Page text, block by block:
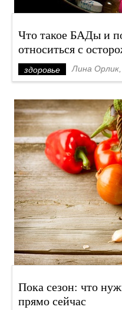
Что такое БАДы и
относиться с
здоровье Лина Орлик,
Пока сезон: что
прямо сейчас